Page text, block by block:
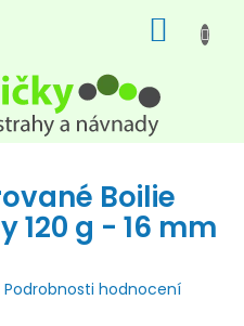
KOŠÍK
Boilie
120 g - 16 mm
Podrobnosti hodnocení